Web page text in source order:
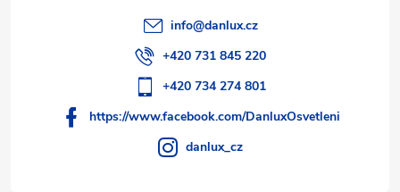
info@danlux.cz
+420 731 845 220
+420 734 274 801
https://www.facebook.com/DanluxOsvetleni
danlux_cz